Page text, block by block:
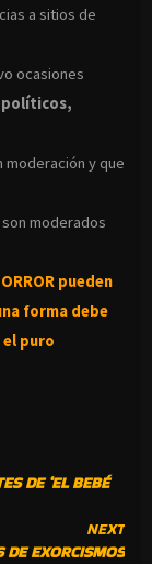
a sitios de
ocasiones
políticos,
moderación y que
moderados
pueden
forma debe
puro
DE ‘EL BEBÉ
NEXT
DE EXORCISMOS